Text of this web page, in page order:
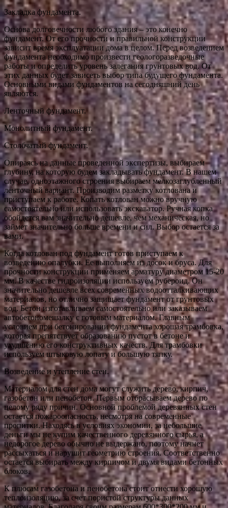
Закладка фундамента.
Основа долговечности любого здания – это конечно
фундамент. От его прочности и правильной конструкции
зависит время эксплуатации дома в целом. Перед возведением
фундамента необходимо произвести геологоразведочные
работы и определить уровень залегания грунтовых вод. От
этих данных будет зависеть выбор типа будущего фундамента.
Основными видами фундаментов на сегодняшний день
являются.
Ленточный фундамент.
Монолитный фундамент.
Столбчатый фундамент.
Опираясь на данные проведенной экспертизы, выбираем
глубину, на которую будем закладывать фундамент. В нашем
случае, одноэтажного строения выбираем мелкозаглубленный
ленточный вариант. Производим разметку котлована и
приступаем к работе. Копать котлован можно вручную
самостоятельно или использовать экскаватор. Ручная копка
обойдется вам значительно дешевле, чем механическая, но
займет значительно больше времени и сил. Выбор остается за
вами.
Когда котлован под фундамент готов приступаем к
возведению опалубки. Ее выполняем из досок и бруса. Для
прочности конструкции применяем арматуру диаметром 15-20
мм. В качестве гидроизоляции используем рубероид. Он
значительно дешевле всех современных водоотталкивающих
материалов, но отлично защищает фундамент от грунтовых
вод. Бетон изготавливаем самостоятельно или заказываем
автобетономешалку с готовым материалом. Главным
условием при бетонировании фундамента хорошая трамбовка,
которая препятствует образованию пустот в бетоне и
ухудшению его конструктивных качеств. Для трамбовки
используем штыковую лопату и большую тяпку.
Возведение и утепление стен.
Материалом для стен дома могут служить дерево, кирпич,
газобетон или пенобетон. Первым отбрасываем дерево по
целому ряду причин. Основной проблемой деревянных стен
остается пожароопасность, несмотря на современные
пропитки. Находясь в условиях экономии, за небольшие
деньги мы не купим качественного деревянного сырья, а
недорогое дерево обычно не выдержано, поэтому начнет
рассыхаться и нарушит геометрию строения. Соответственно
остается выбирать между кирпичом и двумя видами бетонных
блоков.
К плюсам газобетона и пенобетона стоит отнести хорошую
теплоизоляцию, за счет пористой структуры данных